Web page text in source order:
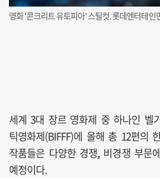
영화 ‘콘크리트 유토피아’ 스틸컷. 롯데엔터테인
세계 3대 장르 영화제 중 하나인 벨
틱영화제(BIFFF)에 올해 총 12편의
작품들은 다양한 경쟁, 비경쟁 부문
예정이다.